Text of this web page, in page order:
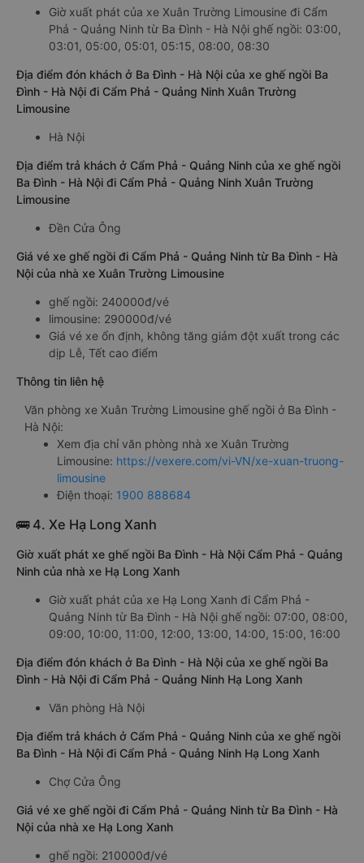
Giờ xuất phát của xe Xuân Trường Limousine đi Cẩm
Phả - Quảng Ninh từ Ba Đình - Hà Nội ghế ngồi: 03:00,
03:01, 05:00, 05:01, 05:15, 08:00, 08:30
Địa điểm đón khách ở Ba Đình - Hà Nội của xe ghế ngồi Ba
Đình - Hà Nội đi Cẩm Phả - Quảng Ninh Xuân Trường
Limousine
Hà Nội
Địa điểm trả khách ở Cẩm Phả - Quảng Ninh của xe ghế ngồi
Ba Đình - Hà Nội đi Cẩm Phả - Quảng Ninh Xuân Trường
Limousine
Ðền Cửa Ông
Giá vé xe ghế ngồi đi Cẩm Phả - Quảng Ninh từ Ba Đình - Hà
Nội của nhà xe Xuân Trường Limousine
ghế ngồi: 240000đ/vé
limousine: 290000đ/vé
Giá vé xe ổn định, không tăng giảm đột xuất trong các
dịp Lễ, Tết cao điểm
Thông tin liên hệ
Văn phòng xe Xuân Trường Limousine ghế ngồi ở Ba Đình -
Hà Nội:
Xem địa chỉ văn phòng nhà xe Xuân Trường
Limousine: https://vexere.com/vi-VN/xe-xuan-truong-
limousine
Điện thoại: 1900 888684
🚌 4. Xe Hạ Long Xanh
Giờ xuất phát xe ghế ngồi Ba Đình - Hà Nội Cẩm Phả - Quảng
Ninh của nhà xe Hạ Long Xanh
Giờ xuất phát của xe Hạ Long Xanh đi Cẩm Phả -
Quảng Ninh từ Ba Đình - Hà Nội ghế ngồi: 07:00, 08:00,
09:00, 10:00, 11:00, 12:00, 13:00, 14:00, 15:00, 16:00
Địa điểm đón khách ở Ba Đình - Hà Nội của xe ghế ngồi Ba
Đình - Hà Nội đi Cẩm Phả - Quảng Ninh Hạ Long Xanh
Văn phòng Hà Nội
Địa điểm trả khách ở Cẩm Phả - Quảng Ninh của xe ghế ngồi
Ba Đình - Hà Nội đi Cẩm Phả - Quảng Ninh Hạ Long Xanh
Chợ Cửa Ông
Giá vé xe ghế ngồi đi Cẩm Phả - Quảng Ninh từ Ba Đình - Hà
Nội của nhà xe Hạ Long Xanh
ghế ngồi: 210000đ/vé